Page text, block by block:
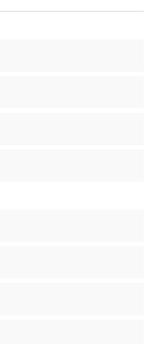
・機密保持について
内容の訂正・追加・
とができます。その
請が本人確認が不可
。 なお、アクセスロ
原則として開示等は